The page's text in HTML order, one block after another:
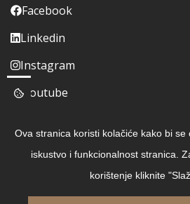
Facebook
Linkedin
Instagram
Youtube
Ova stranica koristi kolačiće kako bi
iskustvo i funkcionalnost stranica.
korištenje kliknite